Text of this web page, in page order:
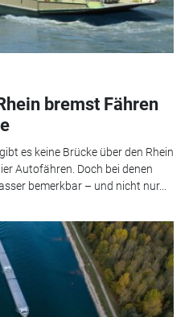
bremst Fähren
es keine Brücke über den Rhein
Autofähren. Doch bei denen
bemerkbar – und nicht nur...